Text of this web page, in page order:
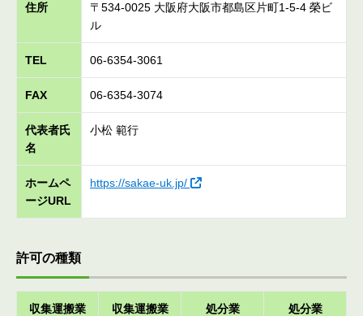
住所
〒534-0025 大阪府大阪市都島区片町1-5-4 榮ビ
ル
TEL 06-6354-3061
FAX 06-6354-3074
代表者氏
名
小松 範行
ホームペ
ージURL
https://sakae-uk.jp/
許可の種類
収集運搬業
収集運搬業
処分業
処分業